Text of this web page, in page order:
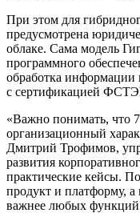
При этом для
предусмотрена
облаке. Сама модель
программного
обработка информации
с сертификацией
«Важно понимать, что
организационный
Дмитрий Трофимов,
развития
практические кейсы.
продукт и платформу, а
важнее любых